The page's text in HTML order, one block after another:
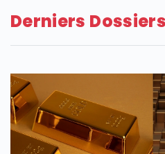
Derniers Dossiers